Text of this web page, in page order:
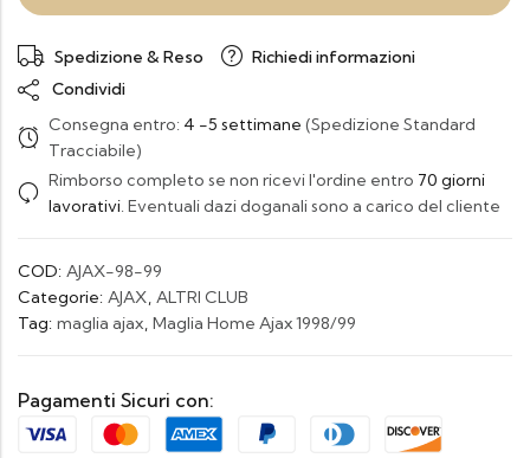
Spedizione & Reso
Richiedi informazioni
Condividi
Consegna entro: 4 -5 settimane (Spedizione Standard
Tracciabile)
Rimborso completo se non ricevi l'ordine entro 70 giorni
lavorativi. Eventuali dazi doganali sono a carico del cliente
COD: AJAX-98-99
Categorie: AJAX, ALTRI CLUB
Tag: maglia ajax, Maglia Home Ajax 1998/99
Pagamenti Sicuri con: